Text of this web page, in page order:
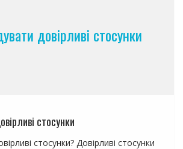
довірливі стосунки
стосунки
стосунки? Довірливі стосунки